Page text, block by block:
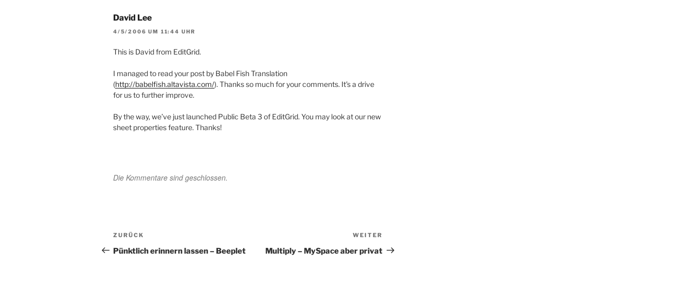
David Lee
4/5/2006 UM 11:44 UHR
This is David from EditGrid.
I managed to read your post by Babel Fish Translation
(http://babelfish.altavista.com/). Thanks so much for your comments. It’s a drive
for us to further improve.
By the way, we’ve just launched Public Beta 3 of EditGrid. You may look at our new
sheet properties feature. Thanks!
Die Kommentare sind geschlossen.
Beitragsnavigation
Vorheriger
Beitrag
ZURÜCK
Pünktlich erinnern lassen – Beeplet
Beitrag
WEITER
Multiply – MySpace aber privat